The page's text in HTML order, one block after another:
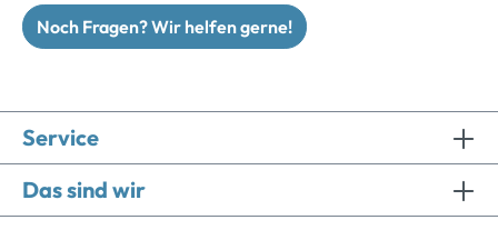
Noch Fragen? Wir helfen gerne!
Service
Das sind wir